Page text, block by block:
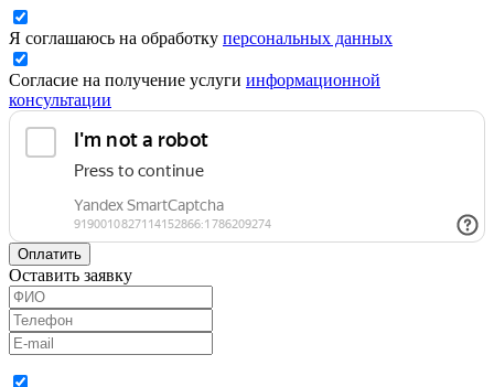
Я соглашаюсь на обработку персональных данных
Согласие на получение услуги информационной
консультации
Оплатить
Оставить заявку